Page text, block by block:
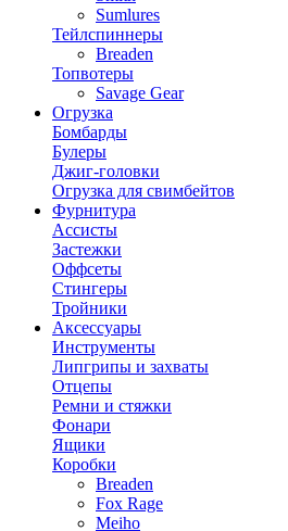
Sumlures
Тейлспиннеры
Breaden
Топвотеры
Savage Gear
Огрузка
Бомбарды
Булеры
Джиг-головки
Огрузка для свимбейтов
Фурнитура
Ассисты
Застежки
Оффсеты
Стингеры
Тройники
Аксессуары
Инструменты
Липгрипы и захваты
Отцепы
Ремни и стяжки
Фонари
Ящики
Коробки
Breaden
Fox Rage
Meiho